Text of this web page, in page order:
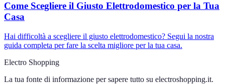
Come Scegliere il Giusto Elettrodomestico per la Tua
Casa
Hai difficoltà a scegliere il giusto elettrodomestico? Segui la nostra
guida completa per fare la scelta migliore per la tua casa.
Electro Shopping
La tua fonte di informazione per sapere tutto su electroshopping.it.